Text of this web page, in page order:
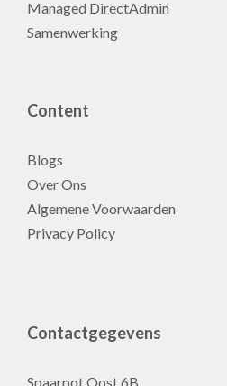
Managed DirectAdmin
Samenwerking
Content
Blogs
Over Ons
Algemene Voorwaarden
Privacy Policy
Contactgegevens
Spaarpot Oost 6B